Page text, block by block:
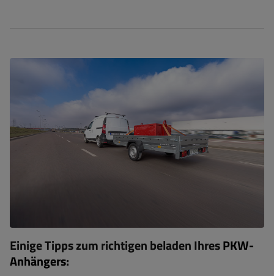
Einige Tipps zum richtigen beladen IhresPKW-
Anhängers: